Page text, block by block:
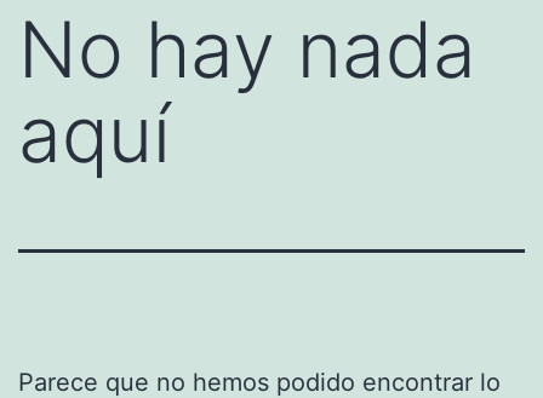
No hay nada
aquí
Parece que no hemos podido encontrar lo